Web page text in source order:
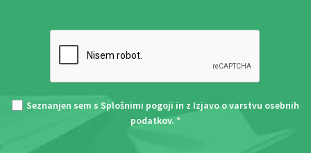
Seznanjen sem s Splošnimi pogoji in z Izjavo o varstvu osebnih
podatkov. *